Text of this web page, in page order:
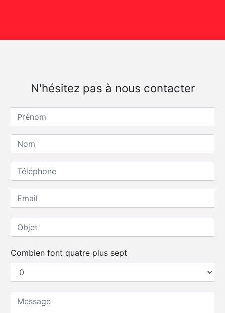
N'hésitez pas à nous contacter
Combien font quatre plus sept